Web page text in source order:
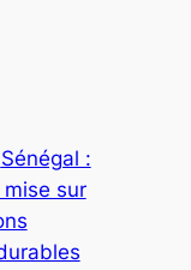
Sénégal :
mise sur